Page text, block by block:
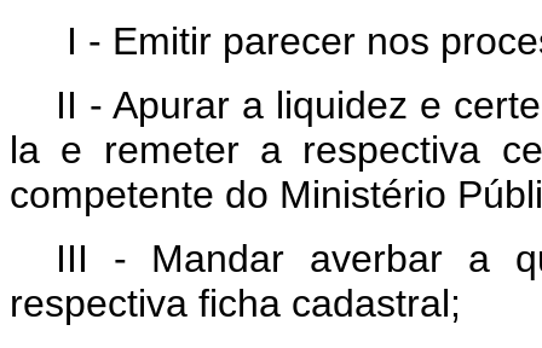
I - Emitir parecer nos
II - Apurar a liquidez e
la e remeter a respectiva
competente do Ministério
III - Mandar averbar a
respectiva ficha cadastral;